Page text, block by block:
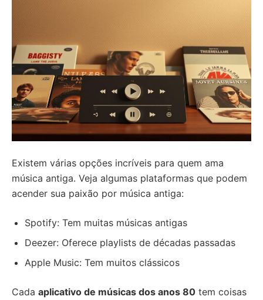
Existem várias opções incríveis para quem ama
música antiga. Veja algumas plataformas que podem
acender sua paixão por música antiga:
Spotify: Tem muitas músicas antigas
Deezer: Oferece playlists de décadas passadas
Apple Music: Tem muitos clássicos
Cada aplicativo de músicas dos anos 80 tem coisas